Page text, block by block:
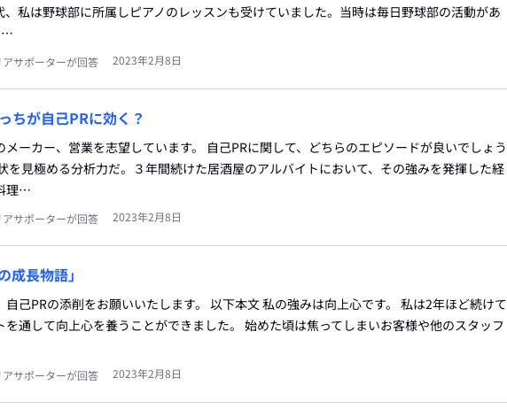
、私は野球部に所属しピアノのレッスンも受けていました。当時は毎日野球部の活動があ
…
アサポーターが回答 2023年2月8日
ちが自己PRに効く？
ーカー、営業を志望しています。 自己PRに関して、どちらのエピソードが良いでしょう
を見極める分析力だ。３年間続けた居酒屋のアルバイトにおいて、その強みを発揮した経
理…
アサポーターが回答 2023年2月8日
成長物語」
己PRの添削をお願いいたします。 以下本文 私の強みは向上心です。 私は2年ほど続けて
を通して向上心を養うことができました。 始めた頃は焦ってしまいお客様や他のスタッフ
アサポーターが回答 2023年2月8日